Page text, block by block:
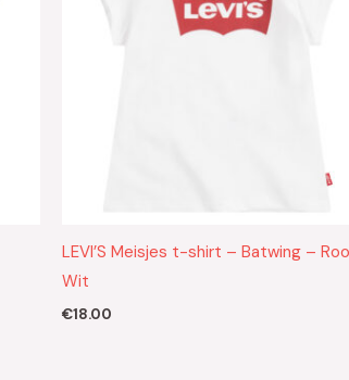
LEVI’S Meisjes t-shirt – Batwing –
Wit
€18.00